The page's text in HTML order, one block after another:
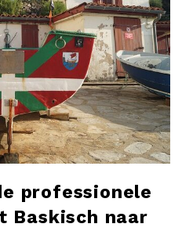
professionele
Baskisch naar